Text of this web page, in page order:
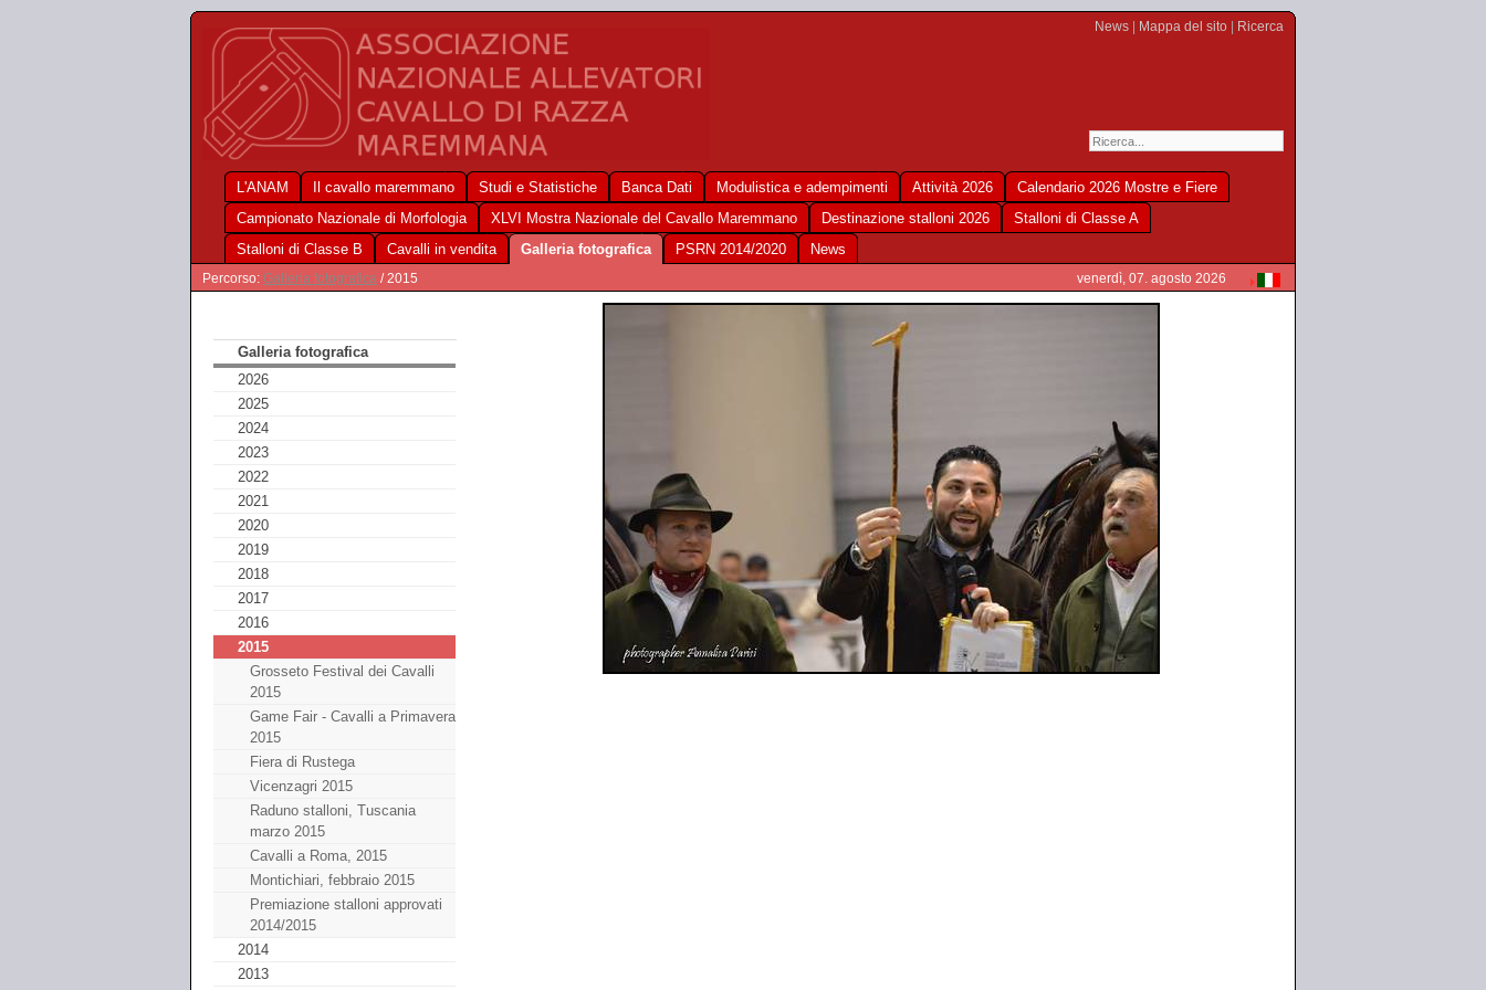
News Mappa del sito Ricerca
L'ANAM Il cavallo maremmano Studi e Statistiche Banca Dati Modulistica e adempimenti Attività 2026
Calendario 2026 Mostre e Fiere
Campionato Nazionale di Morfologia
XLVI Mostra Nazionale del Cavallo Maremmano Destinazione stalloni 2026
Stalloni di Classe A
Stalloni di Classe B
Cavalli in vendita Galleria fotografica PSRN 2014/2020 News
Percorso: Galleria fotografica / 2015 venerdì, 07. agosto 2026
Galleria fotografica
2026
2025
2024
2023
2022
2021
2020
2019
2018
2017
2016
2015
Grosseto Festival dei Cavalli
2015
Game Fair - Cavalli a Primavera
2015
Fiera di Rustega
Vicenzagri 2015
Raduno stalloni, Tuscania
marzo 2015
Cavalli a Roma, 2015
Montichiari, febbraio 2015
Premiazione stalloni approvati
2014/2015
2014
2013